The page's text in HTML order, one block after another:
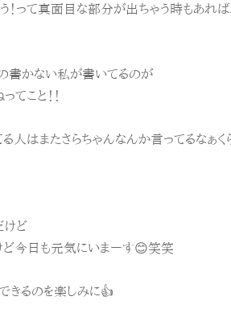
！って真面目な部分が出ちゃう時もあれば
書かない私が書いてるのが
てこと！！
る人はまたさらちゃんなんか言ってるなぁ
けど
ど今日も元気にいまーす😊笑笑
きるのを楽しみに👍